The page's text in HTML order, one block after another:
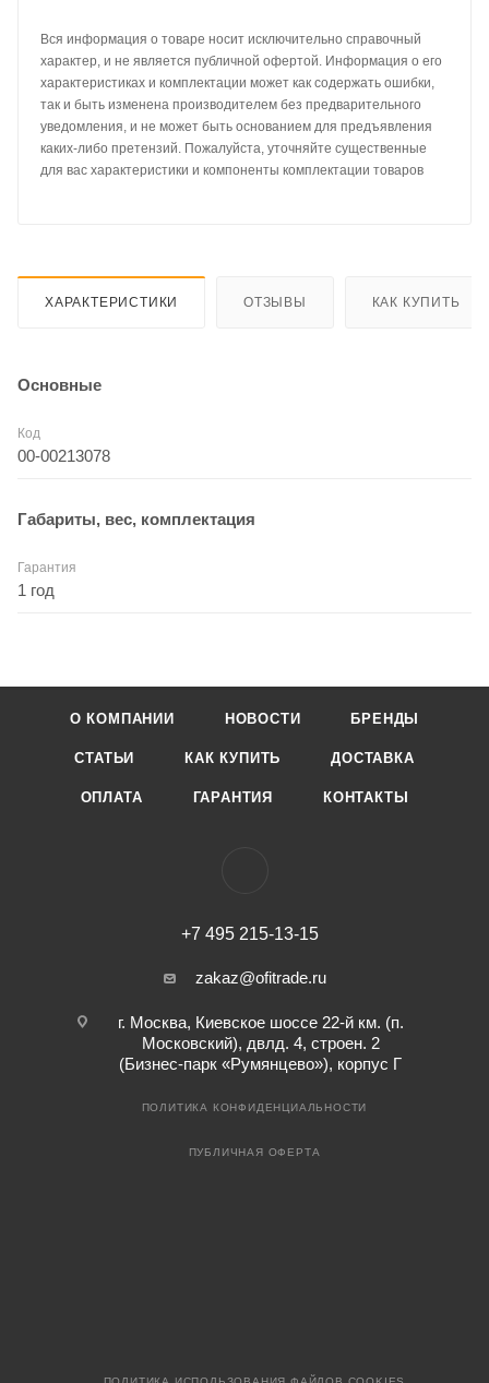
Вся информация о товаре носит исключительно справочный
характер, и не является публичной офертой. Информация о его
характеристиках и комплектации может как содержать ошибки,
так и быть изменена производителем без предварительного
уведомления, и не может быть основанием для предъявления
каких-либо претензий. Пожалуйста, уточняйте существенные
для вас характеристики и компоненты комплектации товаров
ХАРАКТЕРИСТИКИ ОТЗЫВЫ КАК КУПИТЬ
Основные
Код
00-00213078
Габариты, вес, комплектация
Гарантия
1 год
О КОМПАНИИ НОВОСТИ БРЕНДЫ
СТАТЬИ КАК КУПИТЬ ДОСТАВКА
ОПЛАТА ГАРАНТИЯ КОНТАКТЫ
+7 495 215-13-15
zakaz@ofitrade.ru
г. Москва, Киевское шоссе 22-й км. (п.
Московский), двлд. 4, строен. 2
(Бизнес-парк «Румянцево»), корпус Г
ПОЛИТИКА КОНФИДЕНЦИАЛЬНОСТИ
ПУБЛИЧНАЯ ОФЕРТА